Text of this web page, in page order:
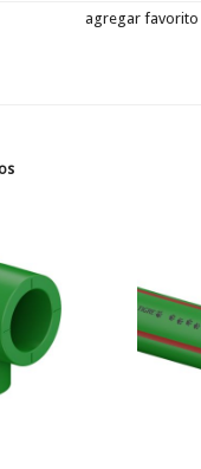
agregar favorito